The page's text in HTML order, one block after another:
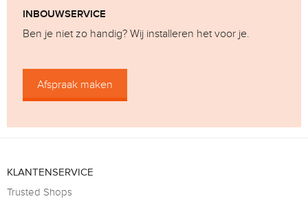
INBOUWSERVICE
Ben je niet zo handig? Wij installeren het voor je.
Afspraak maken
KLANTENSERVICE
Trusted Shops